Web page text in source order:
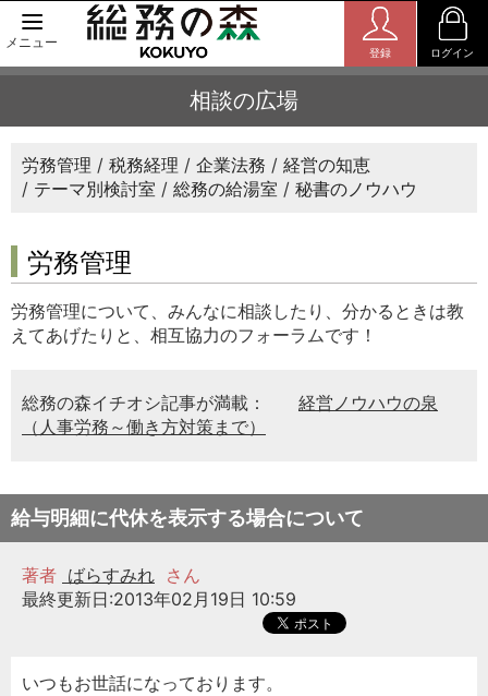
メニュー
登録 ログイン
相談の広場
労務管理 税務経理 企業法務
経営の知恵
テーマ別検討室
総務の給湯室 秘書のノウハウ
労務管理
労務管理について、みんなに相談したり、分かるときは教
えてあげたりと、相互協力のフォーラムです！
総務の森イチオシ記事が満載：
経営ノウハウの泉
（人事労務～働き方対策まで）
給与明細に代休を表示する場合について
著者 ばらすみれ さん
最終更新日:2013年02月19日 10:59
いつもお世話になっております。